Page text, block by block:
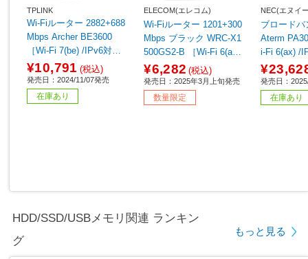
TPLINK
Wi-Fiルーター 2882+688
Mbps Archer BE3600
［Wi-Fi 7(be) /IPv6対
応］
¥10,791 (税込)
発売日：2024/11/07発売
在庫あり
ELECOM(エレコム)
Wi-Fiルーター 1201+300
Mbps ブラック WRC-X1
500GS2-B ［Wi-Fi 6(ax)
/IPv6対応］ 【sof001】
¥6,282 (税込)
発売日：2025年3月上旬発売
数量限定
NEC(エヌイ
ブロード
Aterm PA3000D4AX ［W
i-Fi 6(ax) /
発売日：
在庫あり
HDD/SSD/USBメモリ関連 ランキン
グ
もっと見る